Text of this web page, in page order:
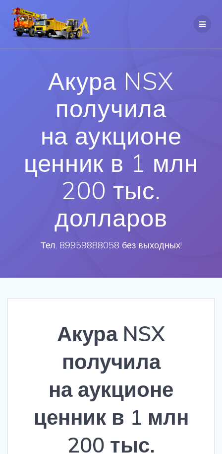
Акура NSX
получила
на аукционе
ценник в 1 млн
200 тыс.
долларов
Тел. 89959888058 без выходных!
Акура NSX
получила
на аукционе
ценник в 1 млн
200 тыс.